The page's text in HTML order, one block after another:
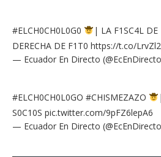
#ELCH0CH0L0G0
| LA F1SC4L
DERECHA DE F1T0 https://t.co/
— Ecuador En Directo
#ELCH0CH0L0GO #CHISMEZAZO
S0C10S pic.twitter.com/9pFZ6lepA6
— Ecuador En Directo